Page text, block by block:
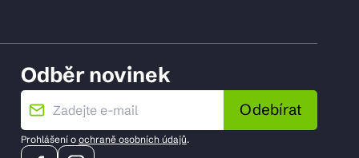
Odběr novinek
Odebírat
Prohlášení o ochraně osobních údajů.